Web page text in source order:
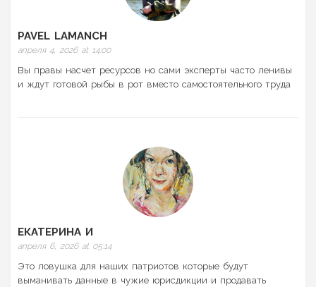
PAVEL LAMANCH
апреля 4, 2026 at 14:00
Вы правы насчет ресурсов но сами эксперты часто ленивы
и ждут готовой рыбы в рот вместо самостоятельного труда
ЕКАТЕРИНА И
апреля 6, 2026 at 05:14
Это ловушка для наших патриотов которые будут
выманивать данные в чужие юрисдикции и продавать